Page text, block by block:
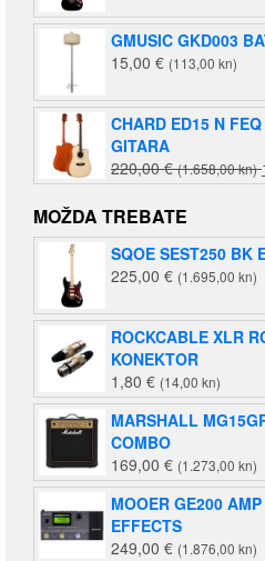
GMUSIC GKD003
15,00 € (113,00 kn)
CHARD ED15 N
GITARA
220,00€ (1.658,00 kn)
MOŽDA TREBATE
SQOE SEST250 BK
225,00 € (1.695,00 kn)
ROCKCABLE XLR
KONEKTOR
1,80 € (14,00 kn)
MARSHALL
COMBO
169,00 € (1.273,00 kn)
MOOER GE200
EFFECTS
249,00 € (1.876,00 kn)